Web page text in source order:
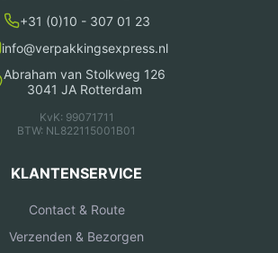
+31 (0)10 - 307 01 23
info@verpakkingsexpress.nl
Abraham van Stolkweg 126
3041 JA Rotterdam
KvK: 99071711
BTW: NL822115001B01
KLANTENSERVICE
Contact & Route
Verzenden & Bezorgen